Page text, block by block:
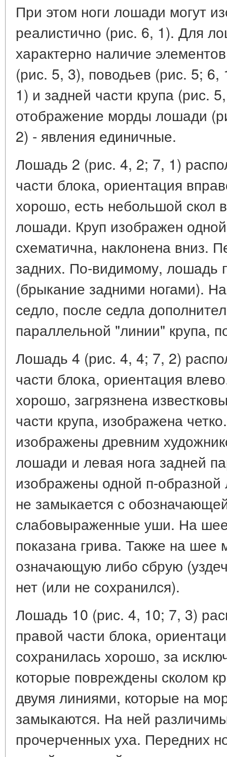
При этом ноги лошади могут
реалистично (рис. 6, 1). Для
характерно наличие
(рис. 5, 3), поводьев (рис. 5;
1) и задней части крупа (рис.
отображение морды лошади
2) - явления единичные.
Лошадь 2 (рис. 4, 2; 7, 1)
части блока, ориентация
хорошо, есть небольшой скол
лошади. Круп изображен
схематична, наклонена вниз.
задних. По-видимому, лошадь
(брыкание задними ногами).
седло, после седла
параллельной "линии" крупа,
Лошадь 4 (рис. 4, 4; 7, 2)
части блока, ориентация
хорошо, загрязнена
части крупа, изображена
изображены древним
лошади и левая нога задней
изображены одной п-
не замыкается с
слабовыраженные уши. На
показана грива. Также на
означающую либо сбрую
нет (или не сохранился).
Лошадь 10 (рис. 4, 10; 7, 3)
правой части блока,
сохранилась хорошо, за
которые повреждены сколом
двумя линиями, которые на
замыкаются. На ней
прочерченных уха. Передних